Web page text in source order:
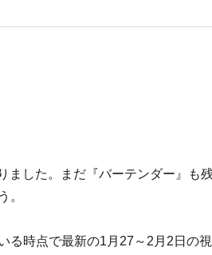
ました。まだ『バーテンダー』も
。
る時点で最新の1月27～2月2日の